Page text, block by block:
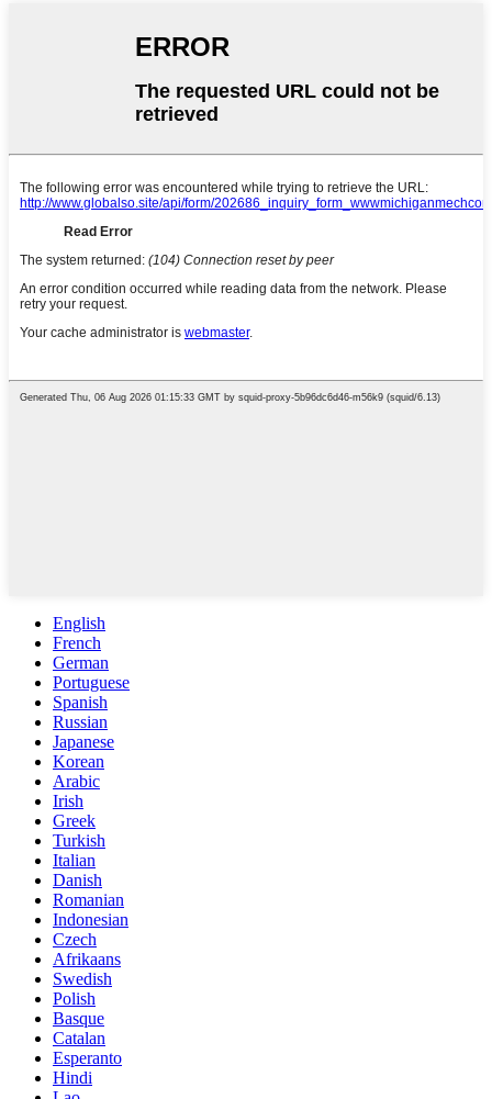
English
French
German
Portuguese
Spanish
Russian
Japanese
Korean
Arabic
Irish
Greek
Turkish
Italian
Danish
Romanian
Indonesian
Czech
Afrikaans
Swedish
Polish
Basque
Catalan
Esperanto
Hindi